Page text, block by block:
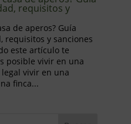
requisitos y
de aperos? Guía
requisitos y sanciones
este artículo te
posible vivir en una
legal vivir en una
finca...